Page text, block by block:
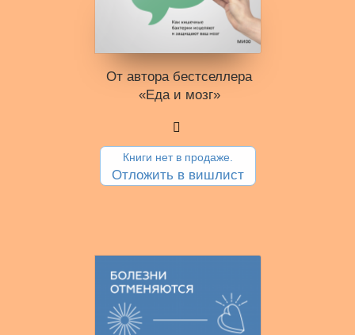
От автора бестселлера
«Еда и мозг»
Книги нет в продаже.
Отложить в вишлист